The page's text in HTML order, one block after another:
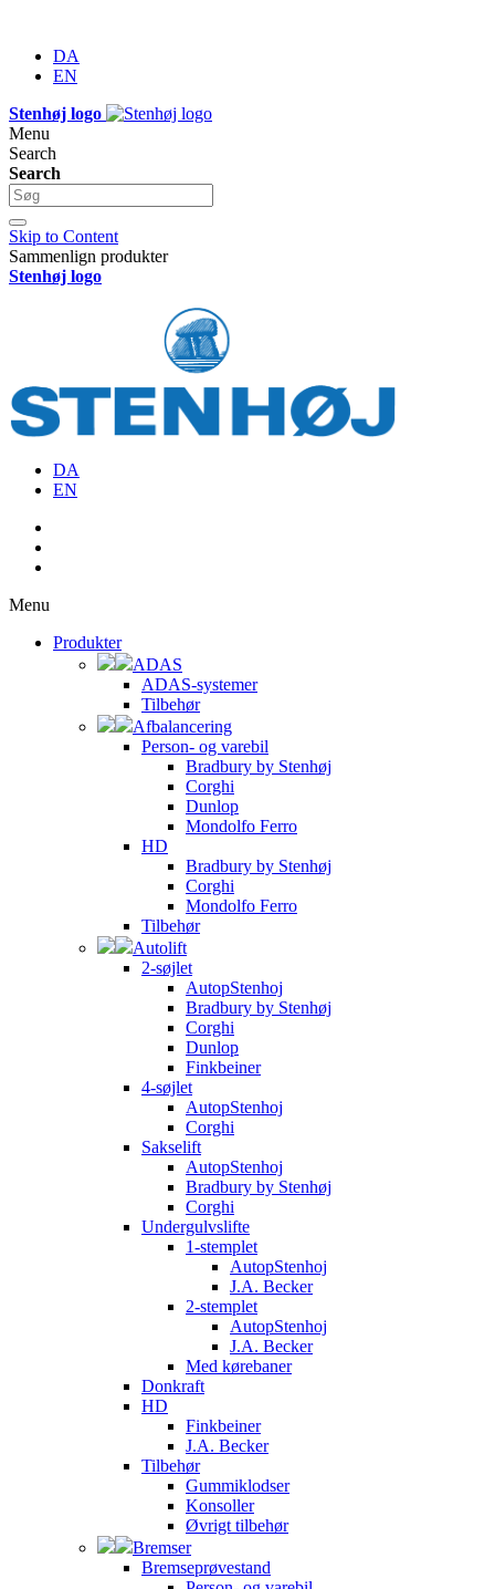
DA
EN
Stenhøj logo
Menu
Search
Search
Skip to Content
Sammenlign produkter
Stenhøj logo
DA
EN
Menu
Produkter
ADAS
ADAS-systemer
Tilbehør
Afbalancering
Person- og varebil
Bradbury by Stenhøj
Corghi
Dunlop
Mondolfo Ferro
HD
Bradbury by Stenhøj
Corghi
Mondolfo Ferro
Tilbehør
Autolift
2-søjlet
AutopStenhoj
Bradbury by Stenhøj
Corghi
Dunlop
Finkbeiner
4-søjlet
AutopStenhoj
Corghi
Sakselift
AutopStenhoj
Bradbury by Stenhøj
Corghi
Undergulvslifte
1-stemplet
AutopStenhoj
J.A. Becker
2-stemplet
AutopStenhoj
J.A. Becker
Med kørebaner
Donkraft
HD
Finkbeiner
J.A. Becker
Tilbehør
Gummiklodser
Konsoller
Øvrigt tilbehør
Bremser
Bremseprøvestand